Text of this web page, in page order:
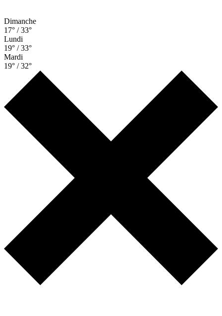
Dimanche
17° / 33°
Lundi
19° / 33°
Mardi
19° / 32°